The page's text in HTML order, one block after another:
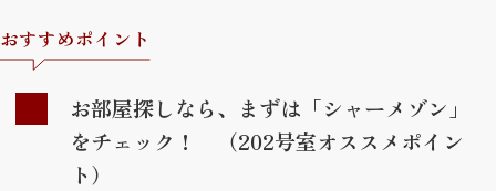
おすすめポイント
お部屋探しなら、まずは「シャーメゾン」
をチェック！ （202号室オススメポイン
ト）